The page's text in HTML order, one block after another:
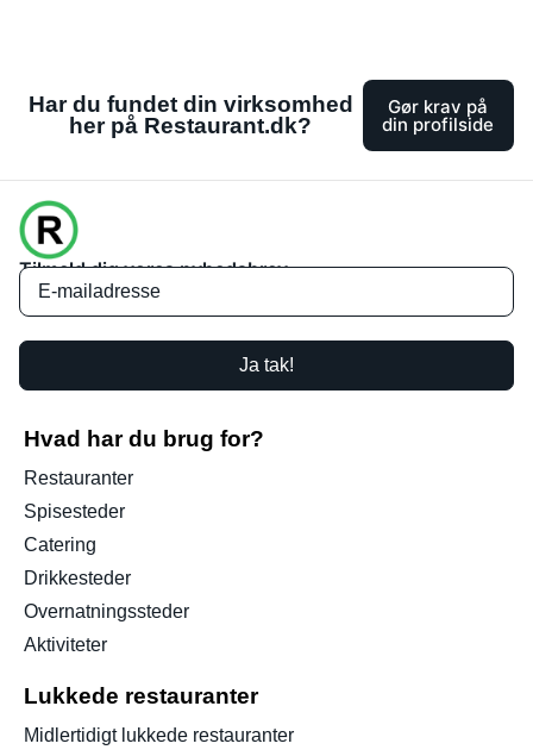
Har du fundet din virksomhed
her på Restaurant.dk?
Gør krav på
din profilside
Tilmeld dig vores nyhedsbrev
Ja tak!
Hvad har du brug for?
Restauranter
Spisesteder
Catering
Drikkesteder
Overnatningssteder
Aktiviteter
Lukkede restauranter
Midlertidigt lukkede restauranter